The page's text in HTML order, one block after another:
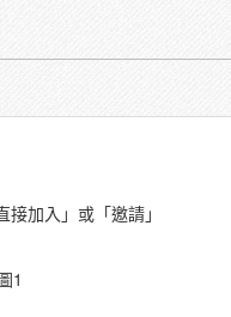
加入」或「邀請」
1